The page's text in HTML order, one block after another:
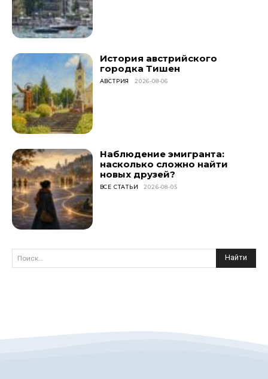
История австрийского
городка Тишен
АВСТРИЯ 2026-08-06
Наблюдение эмигранта:
насколько сложно найти
новых друзей?
ВСЕ СТАТЬИ 2026-08-05
Поиск... Найти